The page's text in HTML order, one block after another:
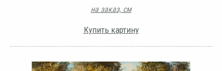
на заказ, см
Купить картину